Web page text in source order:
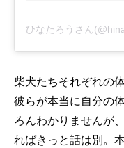
ひなたろうさん
柴犬たちそれぞれの
彼らが本当に自分の
ろんわかりませんが
ればきっと話は別。